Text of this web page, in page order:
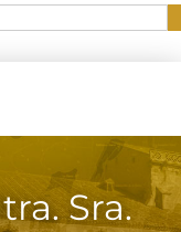
Sra.